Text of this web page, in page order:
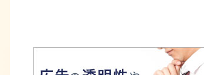
トップ